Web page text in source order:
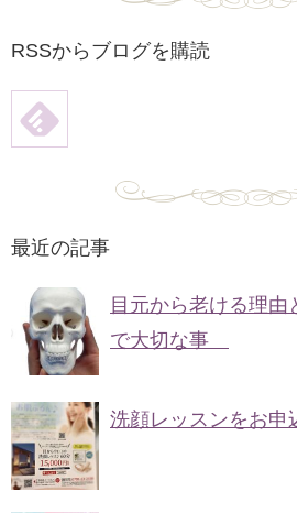
RSSからブログを購読
最近の記事
目元から老ける理
で大切な事
洗顔レッスンをお